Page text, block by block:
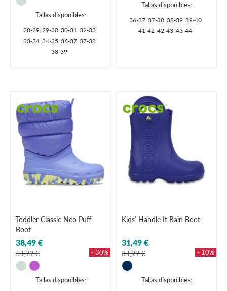
Tallas disponibles:
28-29 29-30 30-31 32-33
33-34 34-35 36-37 37-38
38-39
Tallas disponibles:
36-37 37-38 38-39 39-40
41-42 42-43 43-44
Toddler Classic Neo Puff
Boot
38,49 €
54,99 € - 30%
Tallas disponibles:
Kids’ Handle It Rain Boot
31,49 €
34,99 € - 10%
Tallas disponibles: